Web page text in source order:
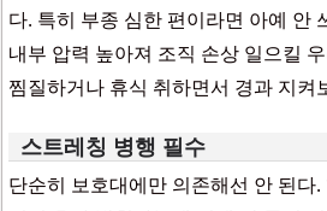
다. 특히 부종 심한 편이라면 아예 안
내부 압력 높아져 조직 손상 일으킬
찜질하거나 휴식 취하면서 경과 지켜
스트레칭 병행 필수
단순히 보호대에만 의존해선 안 된다